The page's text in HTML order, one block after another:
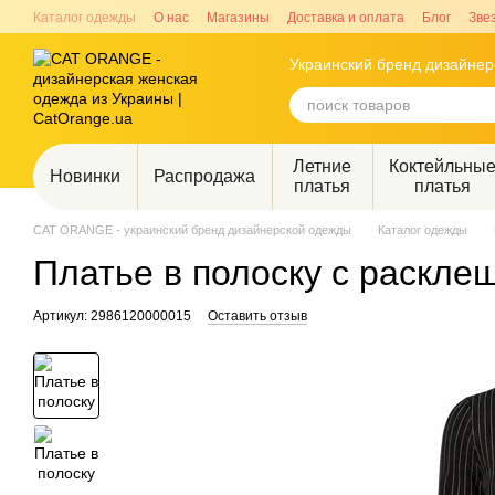
Перейти к основному контенту
Каталог одежды О нас Магазины Доставка и оплата Блог
Украинский бренд
Новинки Распродажа
Летние
платья
платья
CAT ORANGE - украинский бренд дизайнерской одежды Каталог одежды
Платье в полоску с
Артикул: 2986120000015 Оставить отзыв